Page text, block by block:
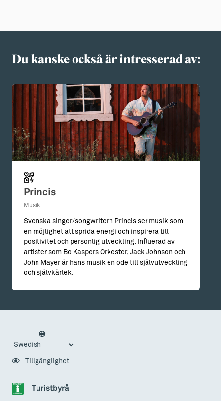
Du kanske också är intresserad av:
Princis
Musik
Svenska singer/songwritern Princis ser musik som
en möjlighet att sprida energi och inspirera till
positivitet och personlig utveckling. Influerad av
artister som Bo Kaspers Orkester, Jack Johnson och
John Mayer är hans musik en ode till självutveckling
och självkärlek.
Turistbyrå
Tillgänglighet